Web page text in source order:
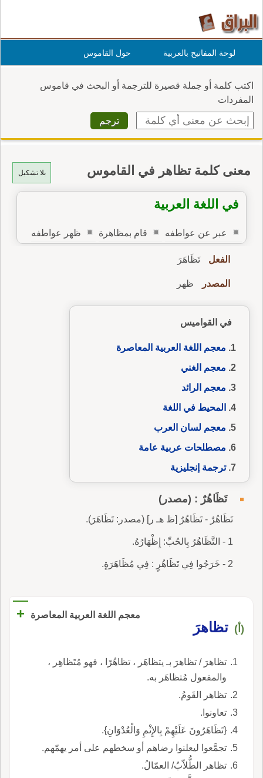
لوحة المفاتيح بالعربية حول القاموس
اكتب كلمة أو جملة قصيرة للترجمة أو البحث في قاموس
المفردات
بلا تشكيل معنى كلمة تظاهر في القاموس
في اللغة العربية
عبر عن عواطفه قام بمظاهرة ظهر عواطفه
الفعل تَظَاهَرَ
المصدر ظهر
في القواميس
معجم اللغة العربية المعاصرة
معجم الغني
معجم الرائد
المحيط في اللغة
معجم لسان العرب
مصطلحات عربية عامة
ترجمة إنجليزية
تَظَاهُرٌ : (مصدر)
تَظَاهُرٌ - تَظَاهُرٌ [ظ هـ ر] (مصدر: تَظَاهَرَ).
1 - التَّظَاهُرُ بِالحُبِّ: إِظْهَارُهُ.
2 - خَرَجُوا فِي تَظَاهُرٍ : فِي مُظَاهَرَةٍ.
معجم اللغة العربية المعاصرة +
(أ) تظاهرَ
تظاهرَ / تظاهرَ بـ يتظاهَر ، تظاهُرًا ، فهو مُتَظاهِر ،
والمفعول مُتظاهَر به.
تظاهر القَومُ.
تعاونوا.
{تَظَاهَرُونَ عَلَيْهِمْ بِالإِثْمِ وَالْعُدْوَانِ}.
تجمَّعوا ليعلنوا رضاهم أو سخطهم على أمر يهمّهم.
تظاهر الطُّلاّبُ/ العمّالُ.